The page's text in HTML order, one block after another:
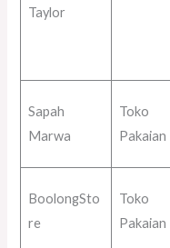
Taylor
Sapah
Marwa
Toko
Pakaian
BoolongSto
re
Toko
Pakaian